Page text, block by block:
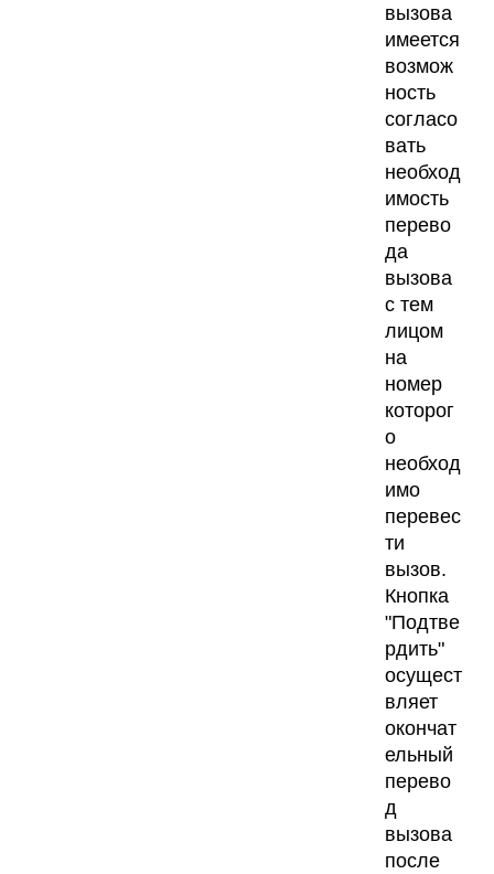
вызова
имеется
возмож
ность
согласо
вать
необход
имость
перево
да
вызова
с тем
лицом
на
номер
которог
о
необход
имо
перевес
ти
вызов.
Кнопка
"Подтве
рдить"
осущест
вляет
окончат
ельный
перево
д
вызова
после